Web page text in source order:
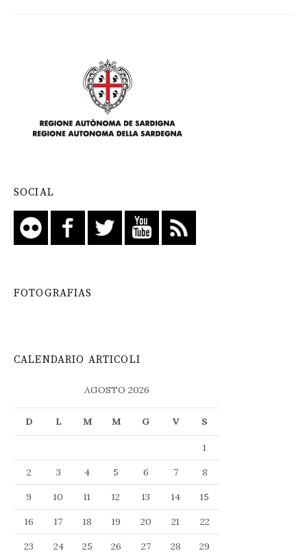
SOCIAL
FOTOGRAFIAS
CALENDARIO ARTICOLI
AGOSTO 2026
D L M M G V S
1
2
3 4 5 6 7
8
9
10 11 12 13 14
15
16
17 18 19 20 21
22
23
24 25 26 27 28
29